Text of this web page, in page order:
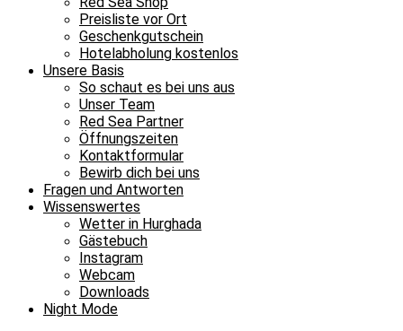
Preisliste vor Ort
Geschenkgutschein
Hotelabholung kostenlos
Unsere Basis
So schaut es bei uns aus
Unser Team
Red Sea Partner
Öffnungszeiten
Kontaktformular
Bewirb dich bei uns
Fragen und Antworten
Wissenswertes
Wetter in Hurghada
Gästebuch
Instagram
Webcam
Downloads
Night Mode